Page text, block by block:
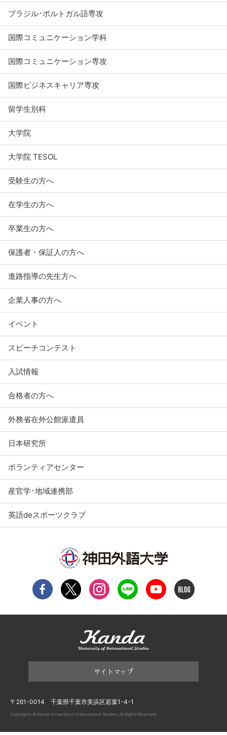
ブラジル･ポルトガル語専攻
国際コミュニケーション学科
国際コミュニケーション専攻
国際ビジネスキャリア専攻
留学生別科
大学院
大学院 TESOL
受験生の方へ
在学生の方へ
卒業生の方へ
保護者・保証人の方へ
進路指導の先生方へ
企業人事の方へ
イベント
スピーチコンテスト
入試情報
合格者の方へ
外務省在外公館派遣員
日本研究所
ボランティアセンター
産官学･地域連携部
英語deスポーツクラブ
サイトマップ
〒261-0014 千葉県千葉市美浜区若葉1-4-1
Copyrights © Kanda University of International Studies, All Rights Reserved.